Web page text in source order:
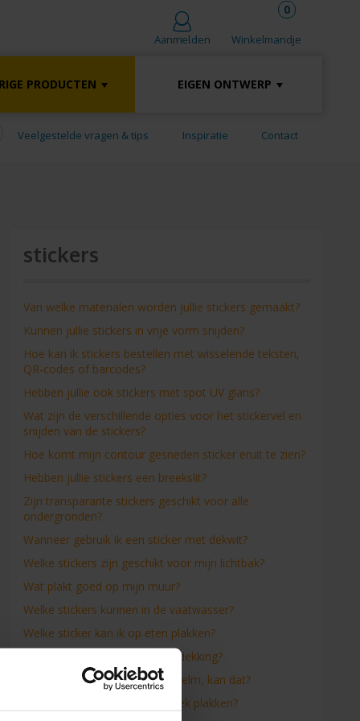
Aanmelden Winkelmandje
0
PRODUCTEN EIGEN ONTWERP
Veelgestelde vragen & tips Inspiratie Contact
stickers
Van welke materialen worden jullie stickers gemaakt?
Kunnen jullie stickers in vrije vorm snijden?
Hoe kan ik stickers bestellen met wisselende teksten,
QR-codes of barcodes?
Hebben jullie ook stickers met spot UV glans?
Wat zijn de verschillende opties voor het stickervel en
snijden van de stickers?
Hoe komt mijn contour gesneden sticker eruit te zien?
Hebben jullie stickers een breekslit?
Zijn transparante stickers geschikt voor alle
ondergronden?
Wanneer gebruik ik een sticker met dekwit?
Welke stickers zijn geschikt voor mijn lichtbak?
Wat plakt goed op mijn muur?
Welke stickers kunnen in de vaatwasser?
Welke sticker kan ik op eten plakken?
Welke sticker plakt op vloerbedekking?
Een sticker op een veiligheidshelm, kan dat?
Kan ik stickers op een spandoek plakken?